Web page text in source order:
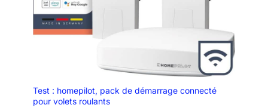
Test : homepilot, pack de démarrage connecté
pour volets roulants